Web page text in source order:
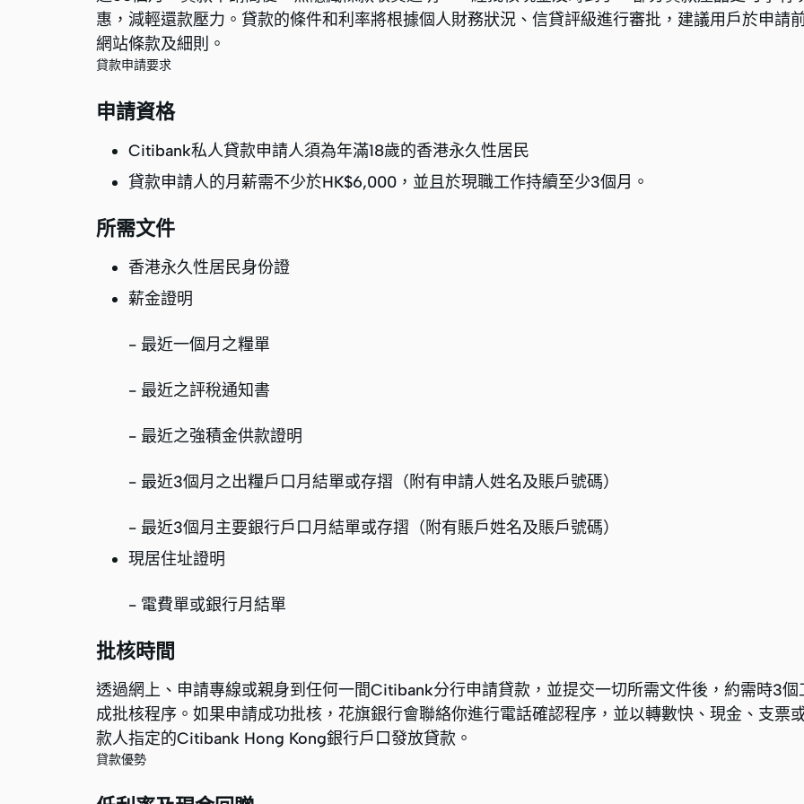
惠，減輕還款壓力。貸款的條件和利率將根據個人財務狀況、信貸評級進行審批，建議用戶於申請
網站條款及細則。
貸款申請要求
申請資格
Citibank私人貸款申請人須為年滿18歲的香港永久性居民
貸款申請人的月薪需不少於HK$6,000，並且於現職工作持續至少3個月。
所需文件
香港永久性居民身份證
薪金證明
- 最近一個月之糧單
- 最近之評稅通知書
- 最近之強積金供款證明
- 最近3個月之出糧戶口月結單或存摺（附有申請人姓名及賬戶號碼）
- 最近3個月主要銀行戶口月結單或存摺（附有賬戶姓名及賬戶號碼）
現居住址證明
- 電費單或銀行月結單
批核時間
透過網上、申請專線或親身到任何一間Citibank分行申請貸款，並提交一切所需文件後，約需時3個
成批核程序。如果申請成功批核，花旗銀行會聯絡你進行電話確認程序，並以轉數快、現金、支票
款人指定的Citibank Hong Kong銀行戶口發放貸款。
貸款優勢